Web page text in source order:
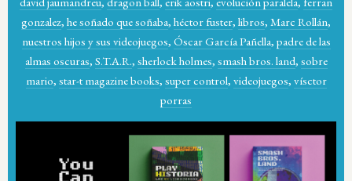
gonzalez, he soñado que soñaba, héctor fuster, libros, Marc Rollán,
nuestros hijos y sus videojuegos, Óscar García Pañella, padre de las
almas oscuras, S.T.A.R., sherlock holmes, smash bros. land, sobre
mario, star-t magazine books, super control, videojuegos, vísctor
porras